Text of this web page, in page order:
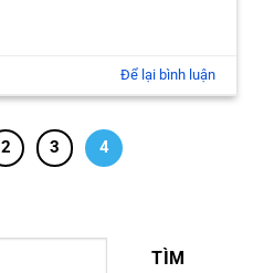
Để lại bình luận
2 3 4
TÌM